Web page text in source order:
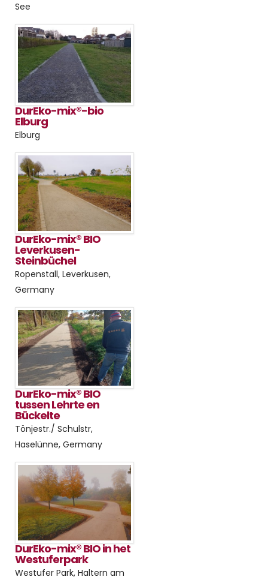
See
DurEko-mix®-bio
Elburg
Elburg
DurEko-mix® BIO
Leverkusen-
Steinbüchel
Ropenstall, Leverkusen,
Germany
DurEko-mix® BIO
tussen Lehrte en
Bückelte
Tönjestr./ Schulstr,
Haselünne, Germany
DurEko-mix® BIO in het
Westuferpark
Westufer Park, Haltern am